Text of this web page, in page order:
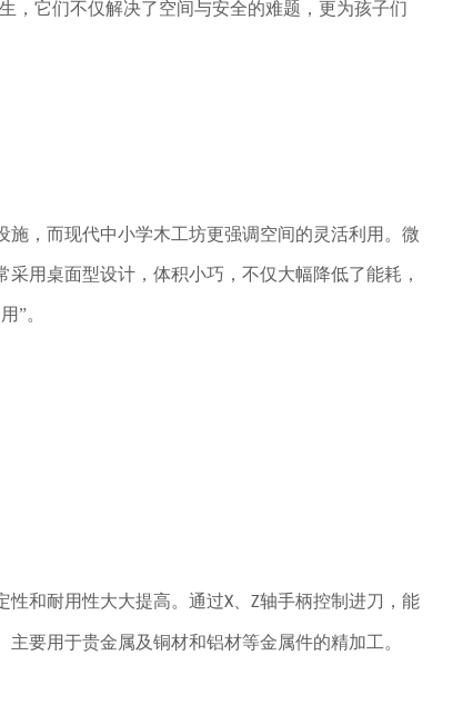
，它们不仅解决了空间与安全的难题，更为孩子们
，而现代中小学木工坊更强调空间的灵活利用。微
用桌面型设计，体积小巧，不仅大幅降低了能耗，
”。
性和耐用性大大提高。通过X 、Z轴手柄控制进刀，能
要用于贵金属及铜材和铝材等金属件的精加工。